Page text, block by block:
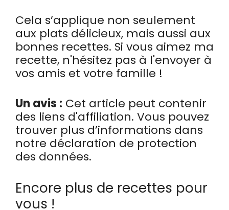
Cela s’applique non seulement
aux plats délicieux, mais aussi aux
bonnes recettes. Si vous aimez ma
recette, n'hésitez pas à l'envoyer à
vos amis et votre famille !
Un avis : Cet article peut contenir
des liens d'affiliation. Vous pouvez
trouver plus d’informations dans
notre déclaration de protection
des données.
Encore plus de recettes pour
vous !